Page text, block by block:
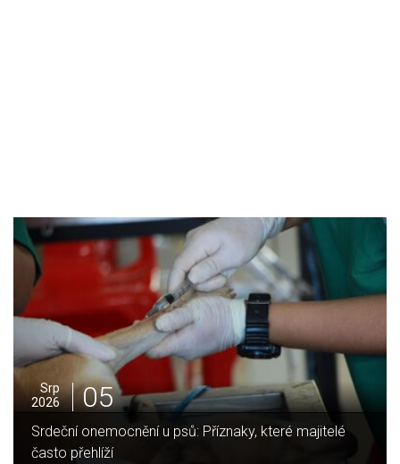
Srp
2026
05
Jak vybrat ideální krbovou vložku? Průvodce pro
domov